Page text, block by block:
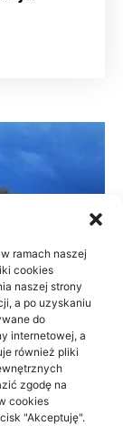
ramach naszej
cookies
naszej strony
a po uzyskaniu
do
internetowej, a
również pliki
zgodę na
cookies
"Akceptuję".